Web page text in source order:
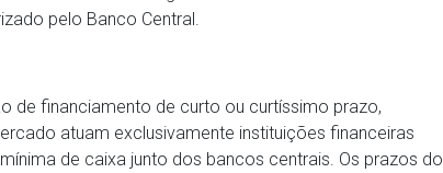
pelo Banco Central.
de financiamento de curto ou curtíssimo prazo,
atuam exclusivamente instituições financeiras
de caixa junto dos bancos centrais. Os prazos do